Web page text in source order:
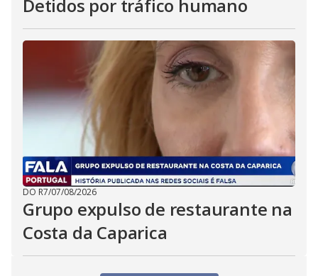
Detidos por tráfico humano
DO R7/07/08/2026
Grupo expulso de restaurante na
Costa da Caparica